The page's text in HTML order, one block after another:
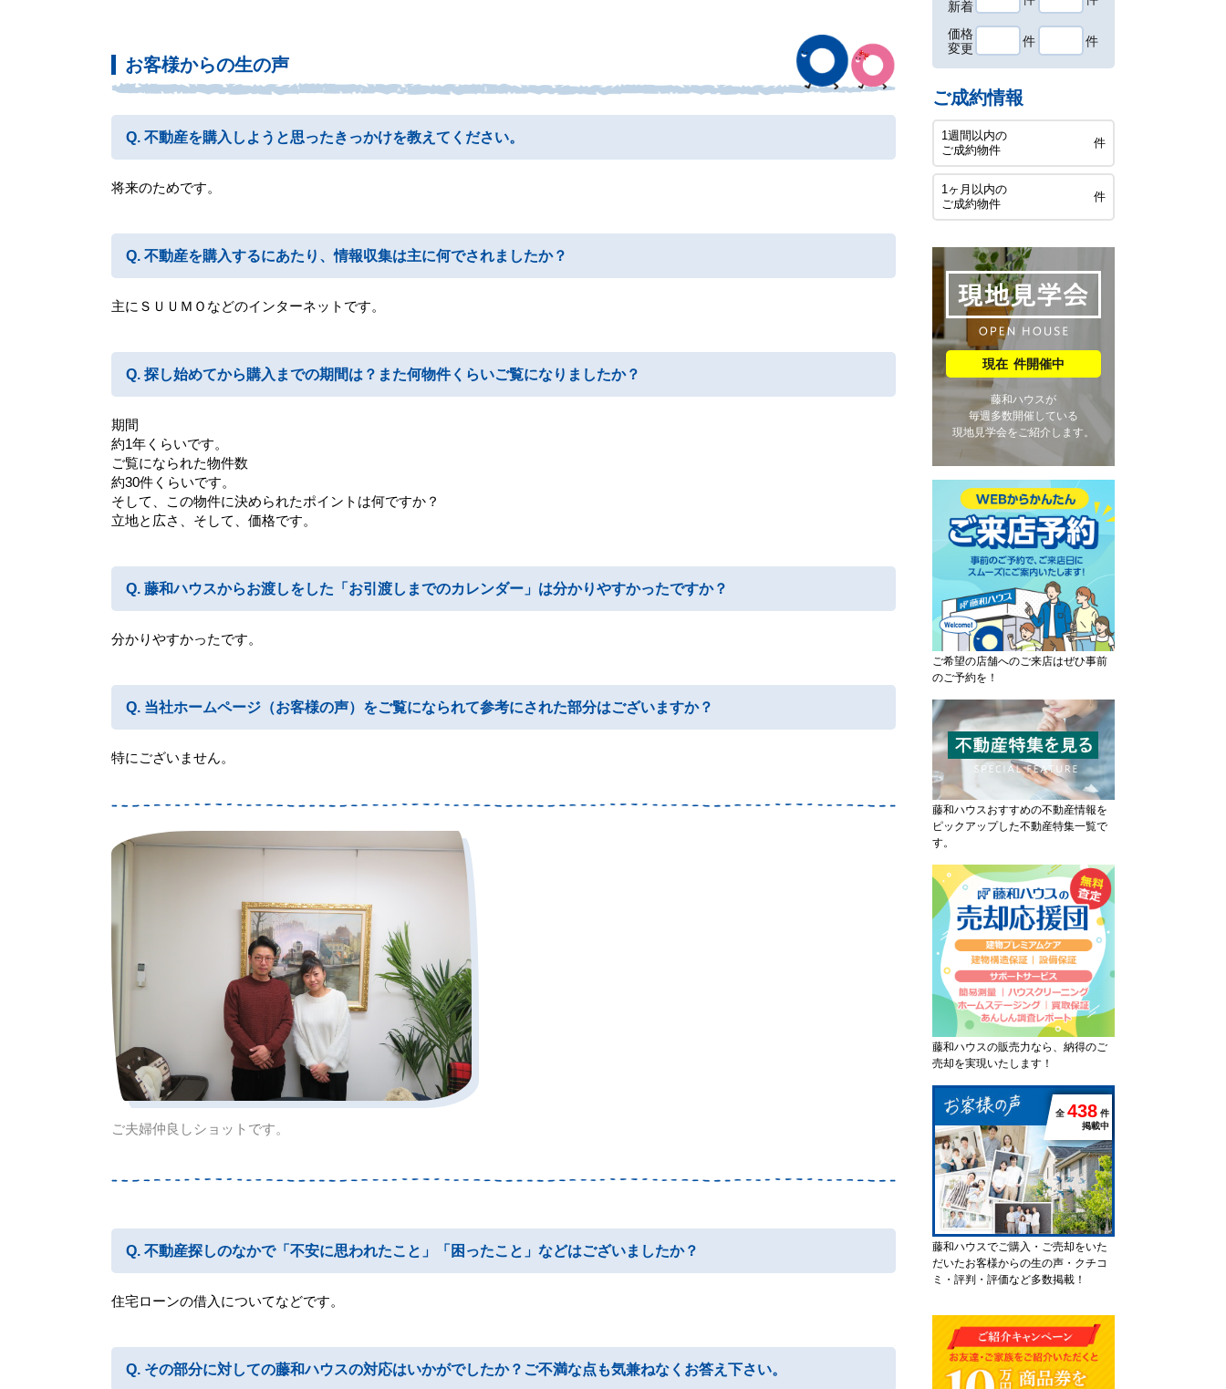
お客様からの生の声
不動産を購入しようと思ったきっかけを教えてください。
将来のためです。
不動産を購入するにあたり、情報収集は主に何でされましたか？
主にＳＵＵＭＯなどのインターネットです。
探し始めてから購入までの期間は？また何物件くらいご覧になりましたか？
期間
約1年くらいです。
ご覧になられた物件数
約30件くらいです。
そして、この物件に決められたポイントは何ですか？
立地と広さ、そして、価格です。
藤和ハウスからお渡しをした「お引渡しまでのカレンダー」は分かりやすかったですか？
分かりやすかったです。
当社ホームページ（お客様の声）をご覧になられて参考にされた部分はございますか？
特にございません。
ご夫婦仲良しショットです。
不動産探しのなかで「不安に思われたこと」「困ったこと」などはございましたか？
住宅ローンの借入についてなどです。
その部分に対しての藤和ハウスの対応はいかがでしたか？ご不満な点も気兼ねなくお答え下さい。
新着
価格
変更
件 件
ご成約情報
1週間以内の
ご成約物件
件
1ヶ月以内の
ご成約物件
件
件開催中
藤和ハウスが
毎週多数開催している
現地見学会をご紹介します。
ご希望の店舗へのご来店はぜひ事前
のご予約を！
藤和ハウスおすすめの不動産情報を
ピックアップした不動産特集一覧で
す。
藤和ハウスの販売力なら、納得のご
売却を実現いたします！
全 438 件
掲載中
藤和ハウスでご購入・ご売却をいた
だいたお客様からの生の声・クチコ
ミ・評判・評価など多数掲載！